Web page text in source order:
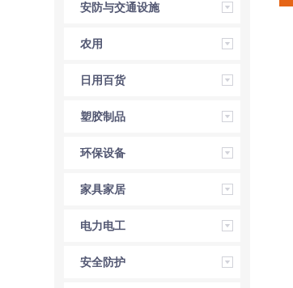
安防与交通设施
农用
日用百货
塑胶制品
环保设备
家具家居
电力电工
安全防护